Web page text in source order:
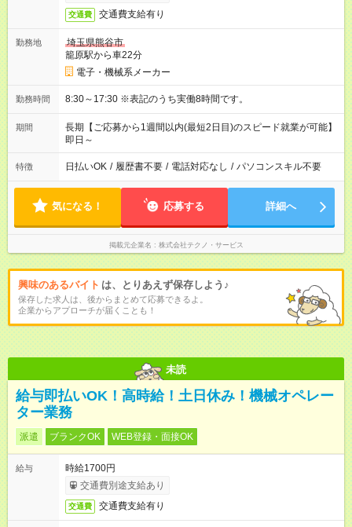
交通費 交通費支給有り
勤務地
埼玉県熊谷市
籠原駅から車22分
電子・機械系メーカー
勤務時間 8:30～17:30 ※表記のうち実働8時間です。
期間
長期【ご応募から1週間以内(最短2日目)のスピード就業が可能】
即日～
特徴 日払いOK / 履歴書不要 / 電話対応なし / パソコンスキル不要
気になる！ 応募する 詳細へ
掲載元企業名 株式会社テクノ・サービス
興味のあるバイト は、とりあえず保存しよう♪
保存した求人は、後からまとめて応募できるよ。
企業からアプローチが届くことも！
未読
給与即払いOK！高時給！土日休み！機械オペレー
ター業務
派遣 ブランクOK WEB登録・面接OK
給与
時給1700円
交通費別途支給あり
交通費 交通費支給有り